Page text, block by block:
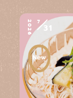
2026 7
31